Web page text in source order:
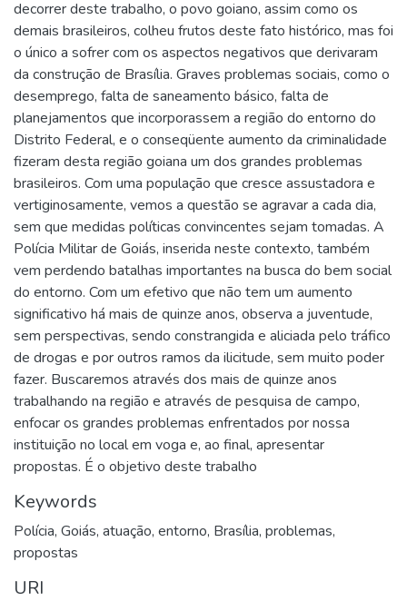
decorrer deste trabalho, o povo goiano, assim como os
demais brasileiros, colheu frutos deste fato histórico, mas foi
o único a sofrer com os aspectos negativos que derivaram
da construção de Brasília. Graves problemas sociais, como o
desemprego, falta de saneamento básico, falta de
planejamentos que incorporassem a região do entorno do
Distrito Federal, e o conseqüente aumento da criminalidade
fizeram desta região goiana um dos grandes problemas
brasileiros. Com uma população que cresce assustadora e
vertiginosamente, vemos a questão se agravar a cada dia,
sem que medidas políticas convincentes sejam tomadas. A
Polícia Militar de Goiás, inserida neste contexto, também
vem perdendo batalhas importantes na busca do bem social
do entorno. Com um efetivo que não tem um aumento
significativo há mais de quinze anos, observa a juventude,
sem perspectivas, sendo constrangida e aliciada pelo tráfico
de drogas e por outros ramos da ilicitude, sem muito poder
fazer. Buscaremos através dos mais de quinze anos
trabalhando na região e através de pesquisa de campo,
enfocar os grandes problemas enfrentados por nossa
instituição no local em voga e, ao final, apresentar
propostas. É o objetivo deste trabalho
Keywords
Polícia, Goiás, atuação, entorno, Brasília, problemas,
propostas
URI